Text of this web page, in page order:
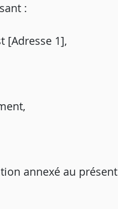
:
[Adresse 1],
annexé au présent